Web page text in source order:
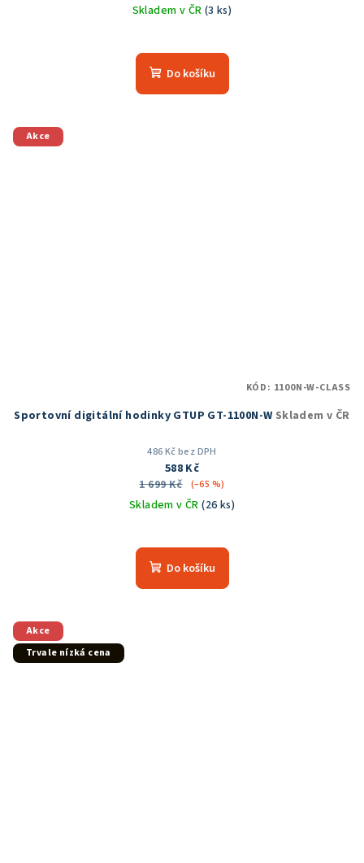
Skladem v ČR (3 ks)
Do košíku
Akce
Sportovní digitální hodinky GTUP GT-1100N-W Skladem v ČR
486 Kč bez DPH
588 Kč
1 699 Kč
(–65 %)
Skladem v ČR(26 ks)
Do košíku
KÓD: 1100N-W-CLASS
Akce
Trvale nízká cena